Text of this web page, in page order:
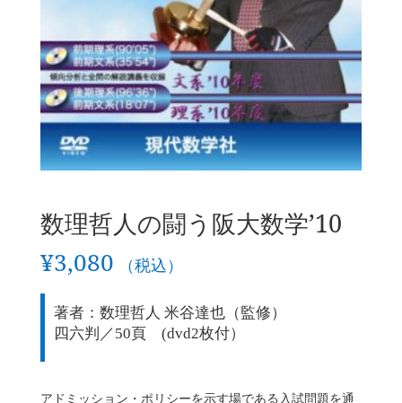
数理哲人の闘う阪大数学’10
¥3,080 （税込）
著者：数理哲人 米谷達也（監修）
四六判／50頁 (dvd2枚付）
アドミッション・ポリシーを示す場である入試問題を通